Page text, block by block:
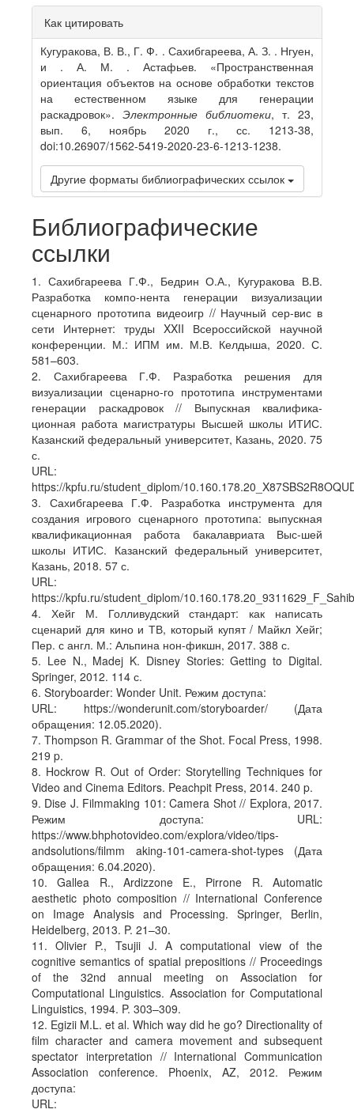
Article
Details
Как цитировать
Кугуракова, В. В., Г. Ф. . Сахибгареева, А. З. . Нгуен,
и . А. М. . Астафьев. «Пространственная
ориентация объектов на основе обработки текстов
на естественном языке для генерации
раскадровок». Электронные библиотеки, т. 23,
вып. 6, ноябрь 2020 г., сс. 1213-38,
doi:10.26907/1562-5419-2020-23-6-1213-1238.
Другие форматы библиографических ссылок
Библиографические
ссылки
1. Сахибгареева Г.Ф., Бедрин О.А., Кугуракова В.В.
Разработка компо-нента генерации визуализации
сценарного прототипа видеоигр // Научный сер-вис в
сети Интернет: труды XXII Всероссийской научной
конференции. М.: ИПМ им. М.В. Келдыша, 2020. С.
581–603.
2. Сахибгареева Г.Ф. Разработка решения для
визуализации сценарно-го прототипа инструментами
генерации раскадровок // Выпускная квалифика-
ционная работа магистратуры Высшей школы ИТИС.
Казанский федеральный университет, Казань, 2020. 75
с.
URL:
https://kpfu.ru/student_diplom/
3. Сахибгареева Г.Ф. Разработка инструмента для
создания игрового сценарного прототипа: выпускная
квалификационная работа бакалавриата Выс-шей
школы ИТИС. Казанский федеральный университет,
Казань, 2018. 57 с.
URL:
https://kpfu.ru/student_diplom/
4. Хейг М. Голливудский стандарт: как написать
сценарий для кино и ТВ, который купят / Майкл Хейг;
Пер. с англ. М.: Альпина нон-фикшн, 2017. 388 с.
5. Lee N., Madej K. Disney Stories: Getting to Digital.
Springer, 2012. 114 с.
6. Storyboarder: Wonder Unit. Режим доступа:
URL: https://wonderunit.com/storyboarder/ (Дата
обращения: 12.05.2020).
7. Thompson R. Grammar of the Shot. Focal Press, 1998.
219 p.
8. Hockrow R. Out of Order: Storytelling Techniques for
Video and Cinema Editors. Peachpit Press, 2014. 240 p.
9. Dise J. Filmmaking 101: Camera Shot // Explora, 2017.
Режим доступа: URL:
https://www.bhphotovideo.com/explora/video/tips-
andsolutions/filmm aking-101-camera-shot-types (Дата
обращения: 6.04.2020).
10. Gallea R., Ardizzone E., Pirrone R. Automatic
aesthetic photo composition // International Conference
on Image Analysis and Processing. Springer, Berlin,
Heidelberg, 2013. P. 21–30.
11. Olivier P., Tsujii J. A computational view of the
cognitive semantics of spatial prepositions // Proceedings
of the 32nd annual meeting on Association for
Computational Linguistics. Association for Computational
Linguistics, 1994. P. 303–309.
12. Egizii M.L. et al. Which way did he go? Directionality of
film character and camera movement and subsequent
spectator interpretation // International Communication
Association conference. Phoenix, AZ, 2012. Режим
доступа:
URL: